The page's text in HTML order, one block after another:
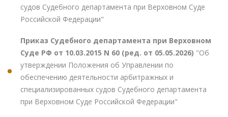
судов Судебного департамента при Верховном Суде
Российской Федерации"
Приказ Судебного департамента при Верховном
Суде РФ от 10.03.2015 N 60 (ред. от 05.05.2026) "Об
утверждении Положения об Управлении по
обеспечению деятельности арбитражных и
специализированных судов Судебного департамента
при Верховном Суде Российской Федерации"